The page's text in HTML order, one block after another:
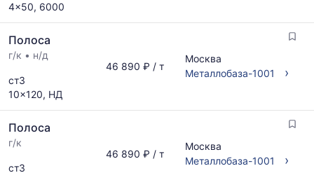
4x50, 6000
Полоса
г/к • н/д
ст3
10x120, НД
46 890 ₽ / т
Москва
Металлобаза-1001
›
Полоса
г/к
ст3
46 890 ₽ / т
Москва
Металлобаза-1001
›